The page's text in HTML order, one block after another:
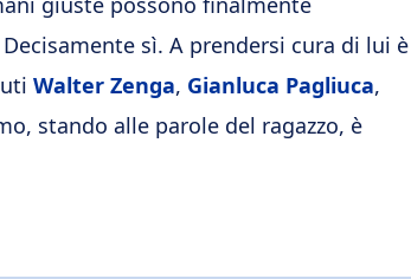
sì. A prendersi cura di lui è
Walter Zenga, Gianluca Pagliuca,
stando alle parole del ragazzo, è